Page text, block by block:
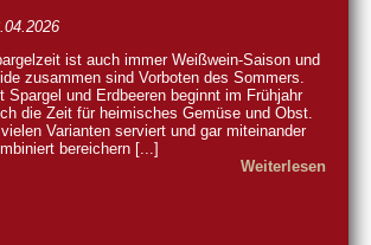
ist auch immer Weißwein-Saison und
zusammen sind Vorboten des Sommers.
Spargel und Erdbeeren beginnt im Frühjahr
die Zeit für heimisches Gemüse und Obst.
vielen Varianten serviert und gar miteinander
bereichern [...]
Weiterlesen